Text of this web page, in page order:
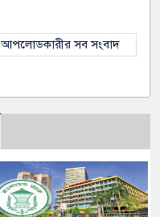
আপলোডকারীর সব সংবাদ